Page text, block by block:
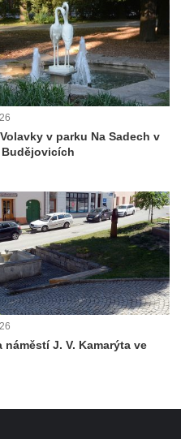
v parku Na Sadech v
náměstí J. V. Kamarýta ve